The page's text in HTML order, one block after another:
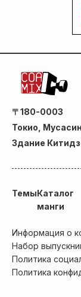
〒180-0003
Токио,
Здание
ТемыКаталог
манги
Информация о
Набор
Политика
Политика